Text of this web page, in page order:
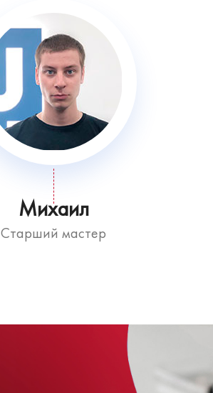
Михаил
Старший мастер